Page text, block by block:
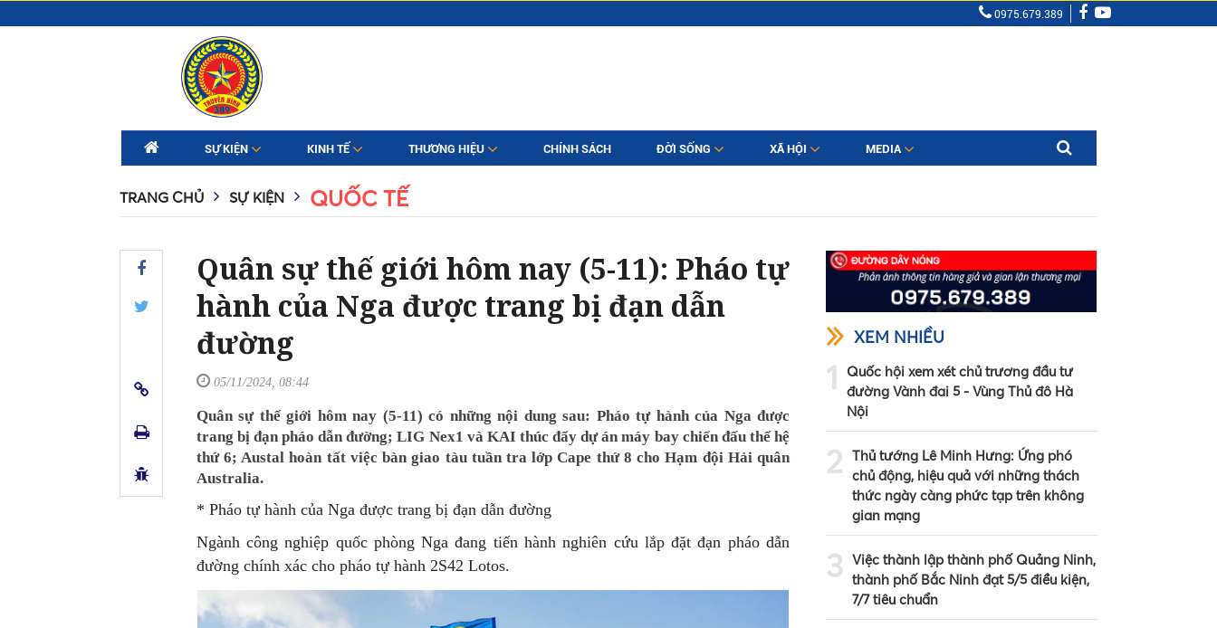
0975.679.389
SỰ KIỆN KINH TẾ THƯƠNG HIỆU CHÍNH SÁCH ĐỜI SỐNG XÃ HỘI MEDIA
TRANG CHỦ SỰ KIỆN QUỐC TẾ
Quân sự thế giới hôm nay (5-11): Pháo tự
hành của Nga được trang bị đạn dẫn
đường
05/11/2024, 08:44
Quân sự thế giới hôm nay (5-11) có những nội dung sau: Pháo tự hành của Nga được
trang bị đạn pháo dẫn đường; LIG Nex1 và KAI thúc đẩy dự án máy bay chiến đấu thế hệ
thứ 6; Austal hoàn tất việc bàn giao tàu tuần tra lớp Cape thứ 8 cho Hạm đội Hải quân
Australia.
* Pháo tự hành của Nga được trang bị đạn dẫn đường
Ngành công nghiệp quốc phòng Nga đang tiến hành nghiên cứu lắp đặt đạn pháo dẫn
đường chính xác cho pháo tự hành 2S42 Lotos.
XEM NHIỀU
1
Quốc hội xem xét chủ trương đầu tư
đường Vành đai 5 - Vùng Thủ đô Hà
Nội
2 Thủ tướng Lê Minh Hưng: Ứng phó
chủ động, hiệu quả với những thách
thức ngày càng phức tạp trên không
gian mạng
3 Việc thành lập thành phố Quảng Ninh,
thành phố Bắc Ninh đạt 5/5 điều kiện,
7/7 tiêu chuẩn